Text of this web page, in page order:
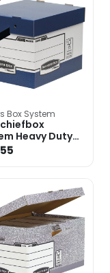
Box System
Heavy Duty